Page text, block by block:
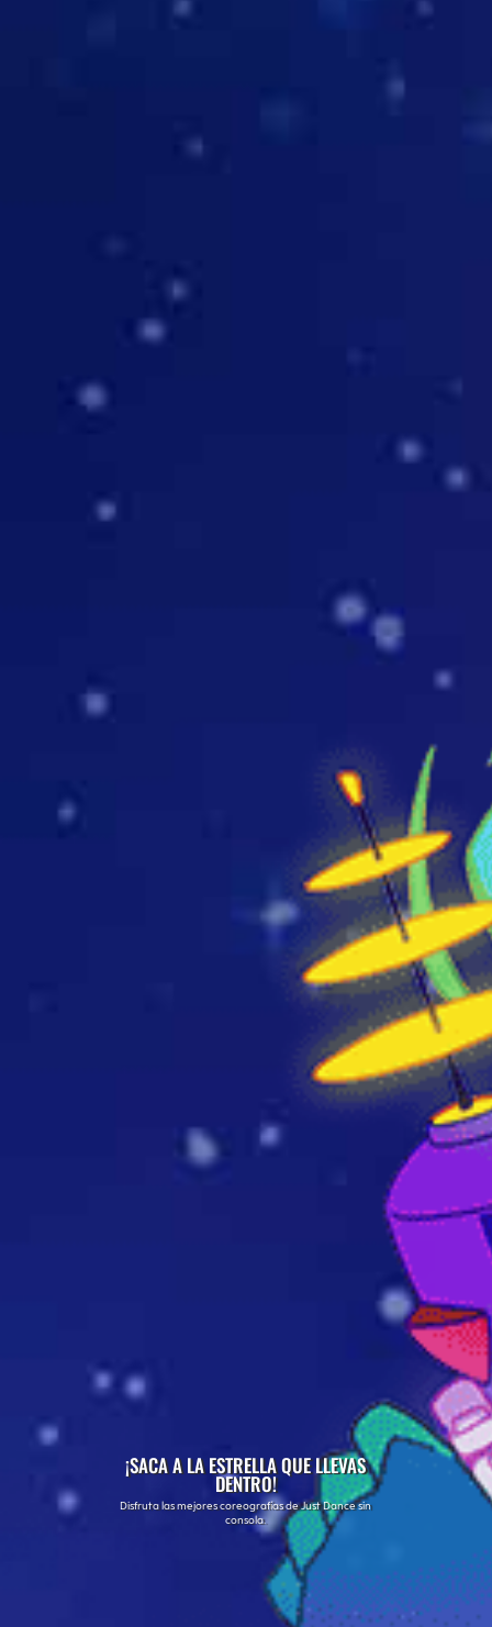
¡SACA A LA ESTRELLA QUE LLEVAS
DENTRO!
Disfruta las mejores coreografías de Just Dance sin
consola.